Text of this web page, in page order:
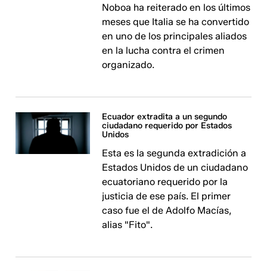
Noboa ha reiterado en los últimos
meses que Italia se ha convertido
en uno de los principales aliados
en la lucha contra el crimen
organizado.
Ecuador extradita a un segundo
ciudadano requerido por Estados
Unidos
Esta es la segunda extradición a
Estados Unidos de un ciudadano
ecuatoriano requerido por la
justicia de ese país. El primer
caso fue el de Adolfo Macías,
alias "Fito".